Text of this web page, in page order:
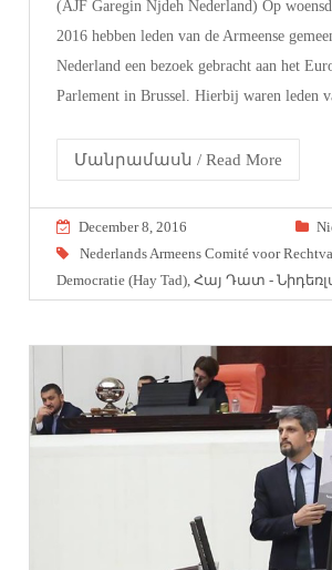
(AJF Garegin Njdeh Nederland) Op
2016 hebben leden van de Armeense
Nederland een bezoek gebracht aan het
Parlement in Brussel. Hierbij waren leden
Մանրամասն / Read More
December 8, 2016
Nederlands Armeens Comité voor
Democratie (Hay Tad) ,Հայ Դատ -